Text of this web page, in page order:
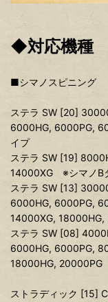
◆対応機種
■シマノスピニング
ステラ SW [20]
6000HG, 6000PG,
イプ
ステラ SW [19]
14000XG ※シマノB
ステラ SW [13]
6000HG, 6000PG,
14000XG,
ステラ SW [08]
6000HG, 6000PG,
18000HG,
ストラディック [15]